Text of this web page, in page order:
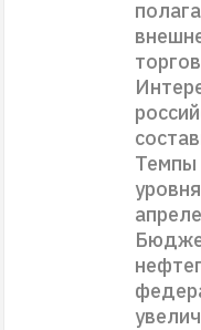
Темпы